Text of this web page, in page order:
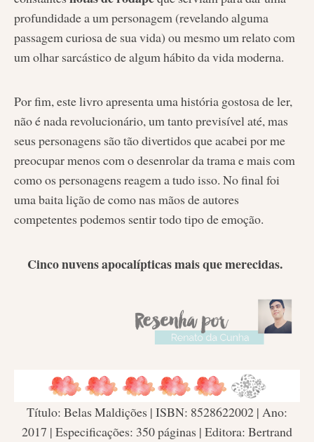
profundidade a um personagem (revelando alguma
passagem curiosa de sua vida) ou mesmo um relato com
um olhar sarcástico de algum hábito da vida moderna.
Por fim, este livro apresenta uma história gostosa de ler,
não é nada revolucionário, um tanto previsível até, mas
seus personagens são tão divertidos que acabei por me
preocupar menos com o desenrolar da trama e mais com
como os personagens reagem a tudo isso. No final foi
uma baita lição de como nas mãos de autores
competentes podemos sentir todo tipo de emoção.
Cinco nuvens apocalípticas mais que merecidas.
Título: Belas Maldições | ISBN: 8528622002 | Ano:
2017 | Especificações: 350 páginas | Editora: Bertrand